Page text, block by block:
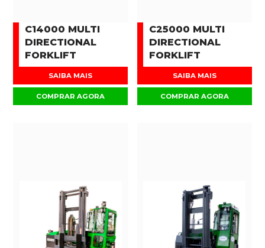
C14000 MULTI
DIRECTIONAL
FORKLIFT
SAIBA MAIS
COMPRAR AGORA
C25000 MULTI
DIRECTIONAL
FORKLIFT
SAIBA MAIS
COMPRAR AGORA